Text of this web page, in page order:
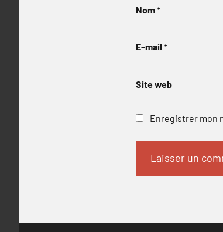
Nom*
E-mail *
Site web
Enregistrer mon